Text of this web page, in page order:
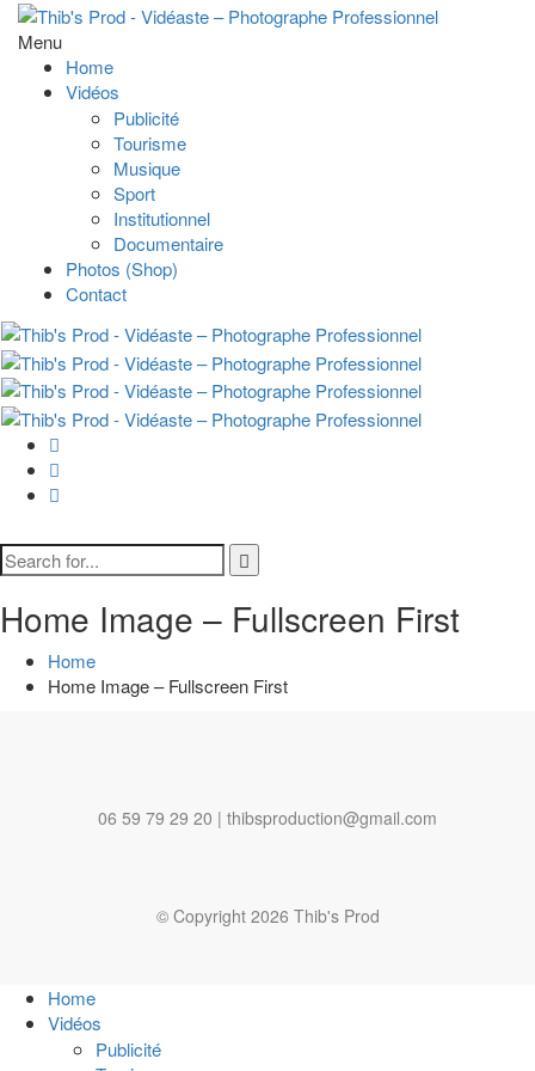
Menu
Home
Vidéos
Publicité
Tourisme
Musique
Sport
Institutionnel
Documentaire
Photos (Shop)
Contact
Home Image – Fullscreen First
Home
Home Image – Fullscreen First
06 59 79 29 20 | thibsproduction@gmail.com
© Copyright 2026 Thib's Prod
Home
Vidéos
Publicité